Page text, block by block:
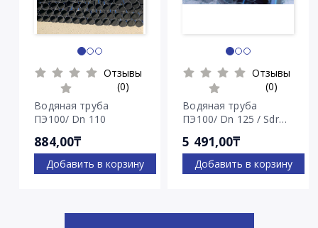
Отзывы
(0)
Водяная труба
ПЭ100/ Dn 110
884,00₸
Добавить в корзину
Отзывы
(0)
Водяная труба
ПЭ100/ Dn 125 / Sdr
5 491,00₸
Добавить в корзину